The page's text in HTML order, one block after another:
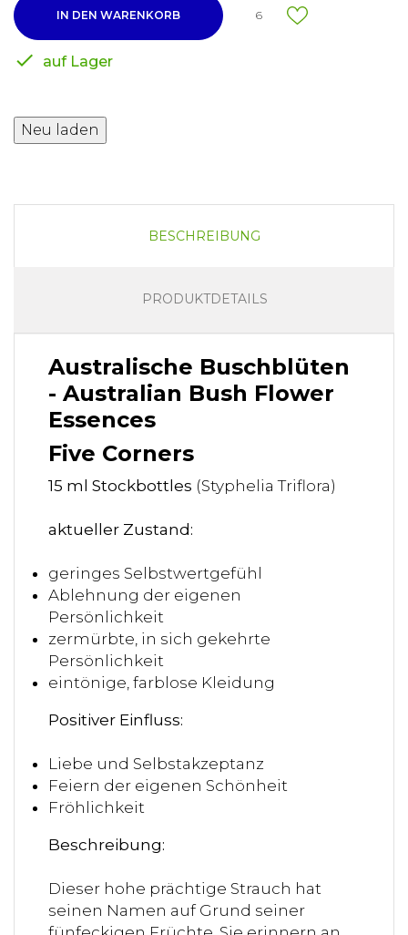
IN DEN WARENKORB 6
 auf Lager
BESCHREIBUNG
PRODUKTDETAILS
Australische Buschblüten
- Australian Bush Flower
Essences
Five Corners
15 ml Stockbottles (Styphelia Triflora)
aktueller Zustand:
geringes Selbstwertgefühl
Ablehnung der eigenen
Persönlichkeit
zermürbte, in sich gekehrte
Persönlichkeit
eintönige, farblose Kleidung
Positiver Einfluss:
Liebe und Selbstakzeptanz
Feiern der eigenen Schönheit
Fröhlichkeit
Beschreibung:
Dieser hohe prächtige Strauch hat
seinen Namen auf Grund seiner